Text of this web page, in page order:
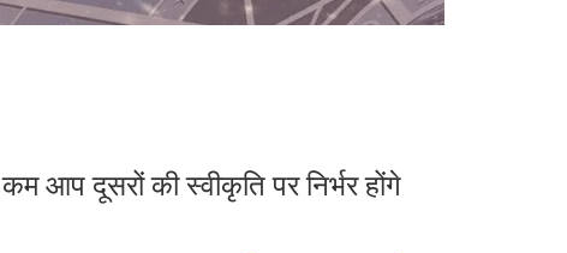
दूसरों की स्वीकृति पर निर्भर होंगे